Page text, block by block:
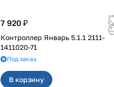
7 920 ₽
Контроллер Январь 5.1.1 2111-
1411020-71
Под заказ
В корзину